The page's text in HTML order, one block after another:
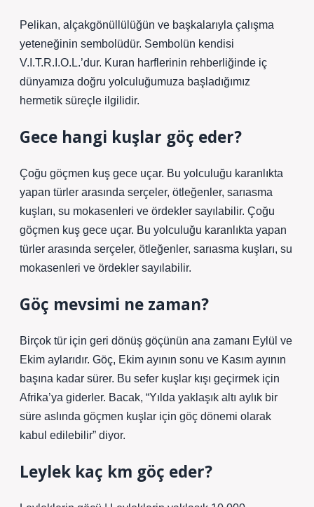
Pelikan, alçakgönüllülüğün ve başkalarıyla çalışma
yeteneğinin sembolüdür. Sembolün kendisi
V.I.T.R.I.O.L.’dur. Kuran harflerinin rehberliğinde iç
dünyamıza doğru yolculuğumuza başladığımız
hermetik süreçle ilgilidir.
Gece hangi kuşlar göç eder?
Çoğu göçmen kuş gece uçar. Bu yolculuğu karanlıkta
yapan türler arasında serçeler, ötleğenler, sarıasma
kuşları, su mokasenleri ve ördekler sayılabilir. Çoğu
göçmen kuş gece uçar. Bu yolculuğu karanlıkta yapan
türler arasında serçeler, ötleğenler, sarıasma kuşları, su
mokasenleri ve ördekler sayılabilir.
Göç mevsimi ne zaman?
Birçok tür için geri dönüş göçünün ana zamanı Eylül ve
Ekim aylarıdır. Göç, Ekim ayının sonu ve Kasım ayının
başına kadar sürer. Bu sefer kuşlar kışı geçirmek için
Afrika’ya giderler. Bacak, “Yılda yaklaşık altı aylık bir
süre aslında göçmen kuşlar için göç dönemi olarak
kabul edilebilir” diyor.
Leylek kaç km göç eder?